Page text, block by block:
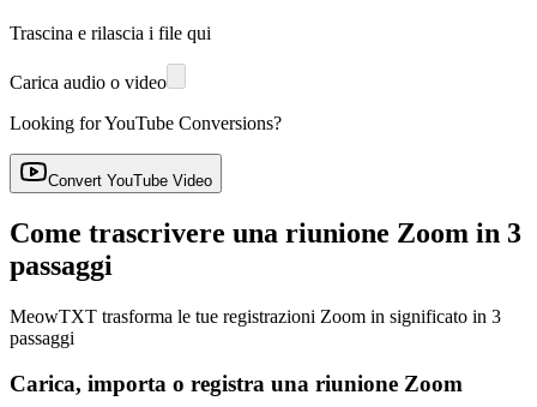
Trascina e rilascia i file qui
Carica audio o video
Looking for YouTube Conversions?
Convert YouTube Video
Come trascrivere una riunione Zoom in 3
passaggi
MeowTXT trasforma le tue registrazioni Zoom in significato in 3
passaggi
Carica, importa o registra una riunione Zoom